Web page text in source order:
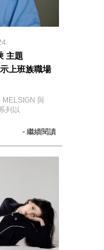
主題
上班族職場
與
列以
- 繼續閱讀